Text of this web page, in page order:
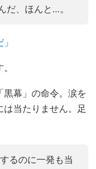
だ、ほんと…。
黒幕」の命令。涙を
当たりません。足
るのに一発も当